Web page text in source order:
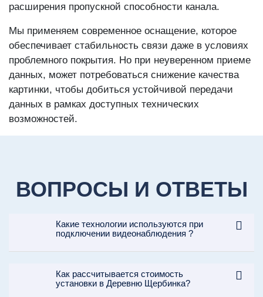
расширения пропускной способности канала.
Мы применяем современное оснащение, которое
обеспечивает стабильность связи даже в условиях
проблемного покрытия. Но при неуверенном приеме
данных, может потребоваться снижение качества
картинки, чтобы добиться устойчивой передачи
данных в рамках доступных технических
возможностей.
ВОПРОСЫ И ОТВЕТЫ
Какие технологии используются при
подключении видеонаблюдения ?
Как рассчитывается стоимость
установки в Деревню Щербинка?